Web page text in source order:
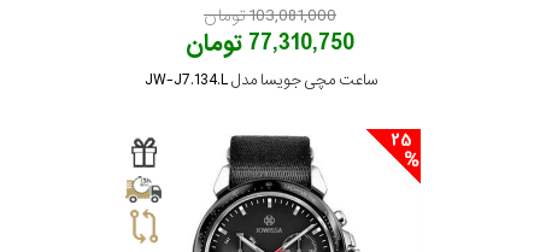
103,081,000 تومان
77,310,750 تومان
ساعت مچی جویسا مدل JW-J7.134.L